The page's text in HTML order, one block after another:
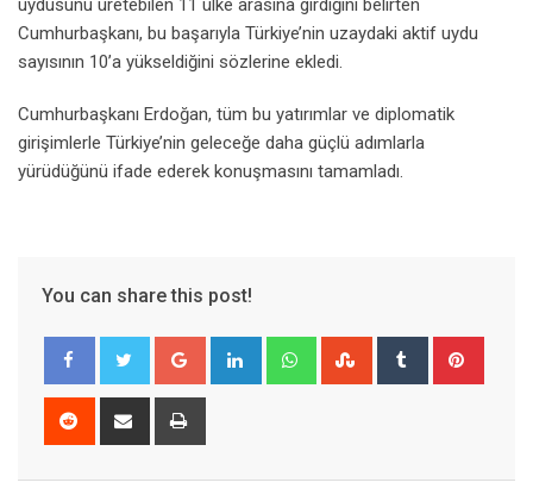
uydusunu üretebilen 11 ülke arasına girdiğini belirten
Cumhurbaşkanı, bu başarıyla Türkiye’nin uzaydaki aktif uydu
sayısının 10’a yükseldiğini sözlerine ekledi.
Cumhurbaşkanı Erdoğan, tüm bu yatırımlar ve diplomatik
girişimlerle Türkiye’nin geleceğe daha güçlü adımlarla
yürüdüğünü ifade ederek konuşmasını tamamladı.
You can share this post!
Google+ LinkedIn WhatsappStumbleUpon
Tumblr
Reddit
Share